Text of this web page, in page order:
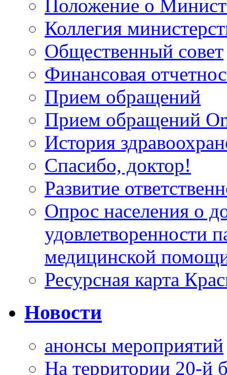
Положение о
Коллегия
Общественный совет
Финансовая
Прием обращений
Прием обращений
История
Спасибо, доктор!
Развитие
Опрос населения о
удовлетворенности
медицинской
Ресурсная карта
Новости
анонсы мероприятий
На территории 20-й